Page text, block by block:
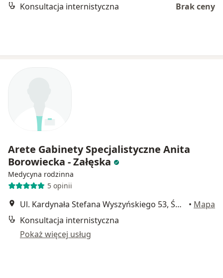
Konsultacja internistyczna Brak ceny
Arete Gabinety Specjalistyczne Anita
Borowiecka - Załęska
Medycyna rodzinna
5 opinii
Ul. Kardynała Stefana Wyszyńskiego 53, Świdnik • Mapa
Konsultacja internistyczna
Pokaż więcej usług